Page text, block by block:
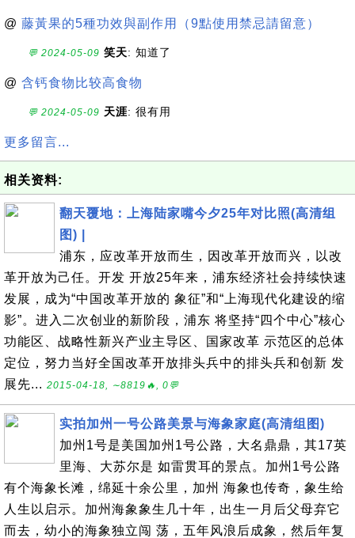
@ 藤黃果的5種功效與副作用（9點使用禁忌請留意）
💬 2024-05-09 笑天: 知道了
@ 含钙食物比较高食物
💬 2024-05-09 天涯: 很有用
更多留言...
相关资料:
翻天覆地：上海陆家嘴今夕25年对比照(高清组
图) |
浦东，应改革开放而生，因改革开放而兴，以改
革开放为己任。开发 开放25年来，浦东经济社会持续快速
发展，成为“中国改革开放的 象征”和“上海现代化建设的缩
影”。进入二次创业的新阶段，浦东 将坚持“四个中心”核心
功能区、战略性新兴产业主导区、国家改革 示范区的总体
定位，努力当好全国改革开放排头兵中的排头兵和创新 发
展先... 2015-04-18, ∼8819🔥, 0💬
实拍加州一号公路美景与海象家庭(高清组图)
加州1号是美国加州1号公路，大名鼎鼎，其17英
里海、大苏尔是 如雷贯耳的景点。加州1号公路
有个海象长滩，绵延十余公里，加州 海象也传奇，象生给
人生以启示。加州海象象生几十年，出生一月后父母弃它
而去，幼小的海象独立闯 荡，五年风浪后成象，然后年复